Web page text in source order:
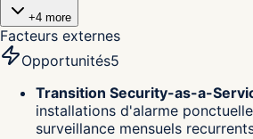
+4 more
Facteurs externes
Opportunités5
Transition Security-as-a-
installations d'alarme
surveillance mensuels